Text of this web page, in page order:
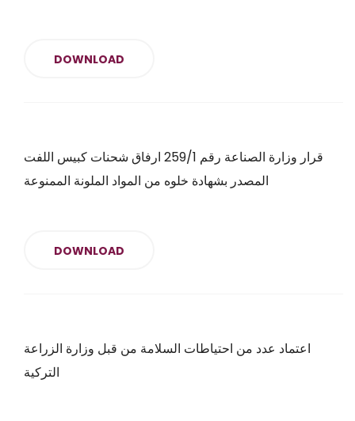
DOWNLOAD
قرار وزارة الصناعة رقم 259/1 ارفاق شحنات كبيس اللفت
المصدر بشهادة خلوه من المواد الملونة الممنوعة
DOWNLOAD
اعتماد عدد من احتياطات السلامة من قبل وزارة الزراعة
التركية